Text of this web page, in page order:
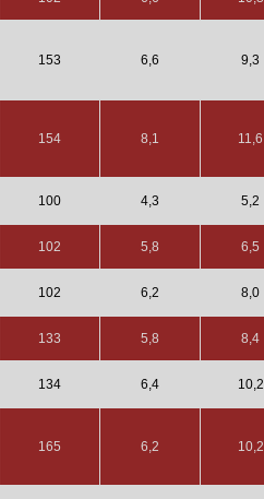
153 6,6 9,3
154 8,1 11,6
100 4,3 5,2
102 5,8 6,5
102 6,2 8,0
133 5,8 8,4
134 6,4 10,2
165 6,2 10,2